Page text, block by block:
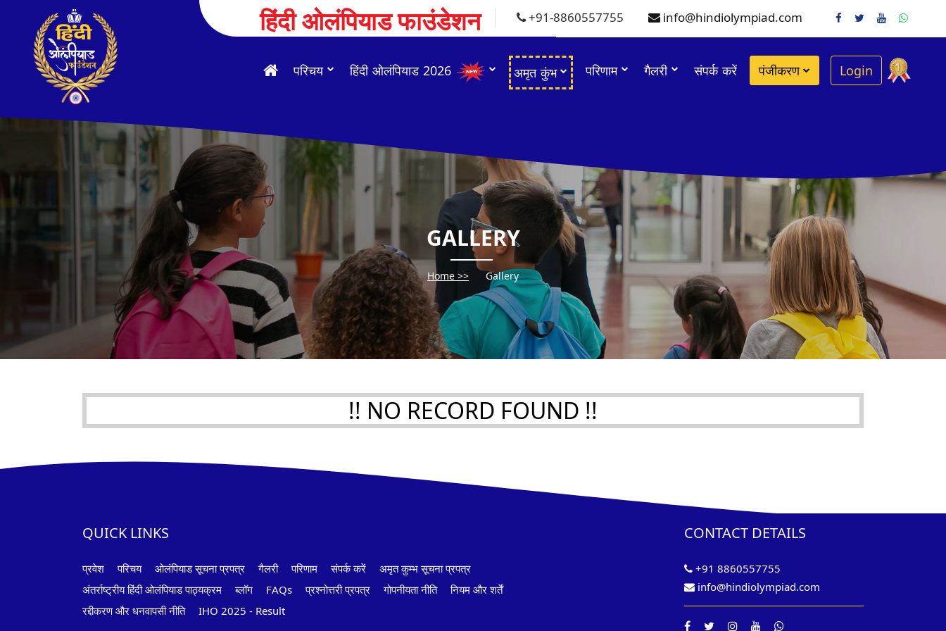
हिंदी ओलंपियाड फाउंडेशन +91-8860557755 info@hindiolympiad.com
परिचय हिंदी ओलंपियाड 2026 अमृत कुंभ परिणाम गैलरी संपर्क करें पंजीकरण Login
GALLERY
Home >> Gallery
!! NO RECORD FOUND !!
QUICK LINKS
प्रवेश परिचय ओलंपियाड सूचना प्रपत्र गैलरी परिणाम संपर्क करें
अमृत कुम्भ सूचना प्रपत्र
अंतर्राष्ट्रीय हिंदी ओलंपियाड पाठ्यक्रम
ब्लॉग FAQs प्रश्नोत्तरी प्रपत्र गोपनीयता नीति
नियम और शर्तें
रद्दीकरण और धनवापसी नीति
IHO 2025 - Result
CONTACT DETAILS
+91 8860557755
info@hindiolympiad.com